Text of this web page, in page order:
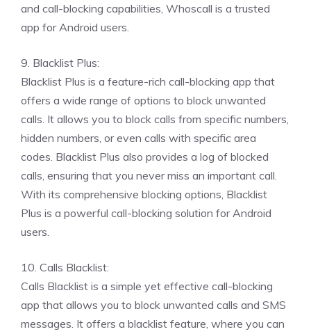
and call-blocking capabilities, Whoscall is a trusted
app for Android users.
9. Blacklist Plus:
Blacklist Plus is a feature-rich call-blocking app that
offers a wide range of options to block unwanted
calls. It allows you to block calls from specific numbers,
hidden numbers, or even calls with specific area
codes. Blacklist Plus also provides a log of blocked
calls, ensuring that you never miss an important call.
With its comprehensive blocking options, Blacklist
Plus is a powerful call-blocking solution for Android
users.
10. Calls Blacklist:
Calls Blacklist is a simple yet effective call-blocking
app that allows you to block unwanted calls and SMS
messages. It offers a blacklist feature, where you can